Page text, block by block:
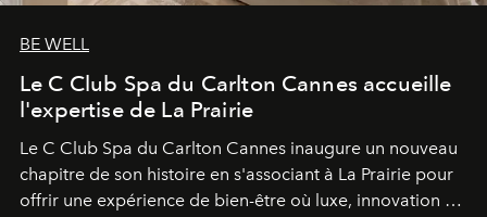
BE WELL
Le C Club Spa du Carlton Cannes accueille
l'expertise de La Prairie
Le C Club Spa du Carlton Cannes inaugure un nouveau
chapitre de son histoire en s'associant à La Prairie pour
offrir une expérience de bien-être où luxe, innovation et